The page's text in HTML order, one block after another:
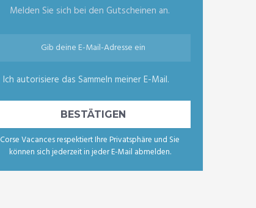
Melden Sie sich bei den Gutscheinen an.
Ich autorisiere das Sammeln meiner E-Mail.
Corse Vacances respektiert Ihre Privatsphäre und Sie
können sich jederzeit in jeder E-Mail abmelden.